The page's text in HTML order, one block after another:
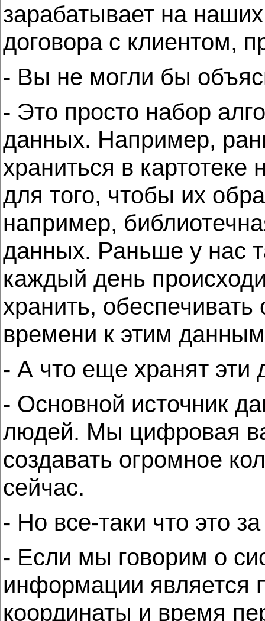
зарабатывает на
договора с клиентом,
- Вы не могли бы
- Это просто набор
данных. Например,
храниться в
для того, чтобы их
например,
данных. Раньше у нас
каждый день
хранить,
времени к этим
- А что еще хранят эти
- Основной источник
людей. Мы цифровая
создавать огромное
сейчас.
- Но все-таки что это
- Если мы говорим о
информации является
координаты и время